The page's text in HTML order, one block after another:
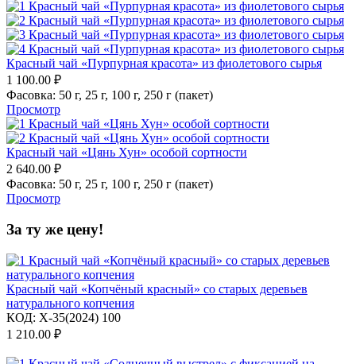
Красный чай «Пурпурная красота» из фиолетового сырья
1 100.00 ₽
Фасовка: 50 г, 25 г, 100 г, 250 г (пакет)
Просмотр
Красный чай «Цянь Хун» особой сортности
2 640.00 ₽
Фасовка: 50 г, 25 г, 100 г, 250 г (пакет)
Просмотр
За ту же цену!
Красный чай «Копчёный красный» со старых деревьев
натурального копчения
КОД: X-35(2024) 100
1 210.00 ₽